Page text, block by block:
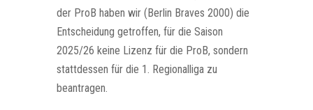
der ProB haben wir (Berlin Braves 2000) die
Entscheidung getroffen, für die Saison
2025/26 keine Lizenz für die ProB, sondern
stattdessen für die 1. Regionalliga zu
beantragen.